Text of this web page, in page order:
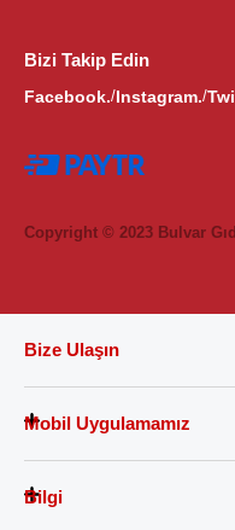
Bizi Takip Edin
Facebook./Instagram./
Copyright © 2023 Bulvar
Bize Ulaşın
Mobil Uygulamamız
Bilgi